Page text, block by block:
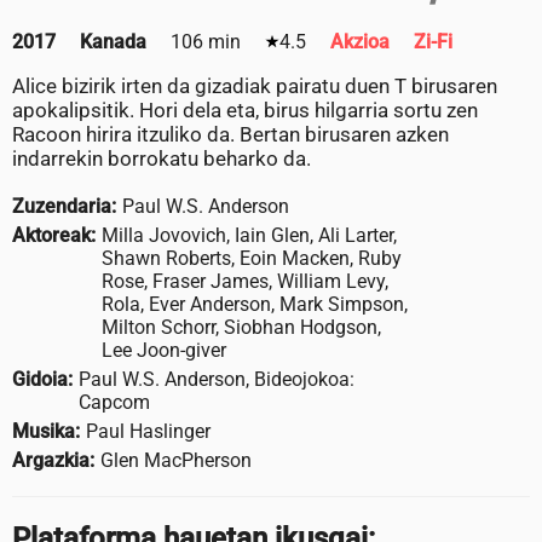
2017 Kanada 106 min 4.5 Akzioa Zi-Fi
Alice bizirik irten da gizadiak pairatu duen T birusaren
apokalipsitik. Hori dela eta, birus hilgarria sortu zen
Racoon hirira itzuliko da. Bertan birusaren azken
indarrekin borrokatu beharko da.
Zuzendaria: Paul W.S. Anderson
Aktoreak: Milla Jovovich, Iain Glen, Ali Larter,
Shawn Roberts, Eoin Macken, Ruby
Rose, Fraser James, William Levy,
Rola, Ever Anderson, Mark Simpson,
Milton Schorr, Siobhan Hodgson,
Lee Joon-giver
Gidoia: Paul W.S. Anderson, Bideojokoa:
Capcom
Musika: Paul Haslinger
Argazkia: Glen MacPherson